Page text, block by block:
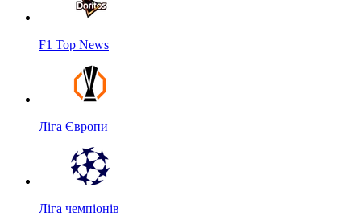
F1 Top News
Ліга Європи
Ліга чемпіонів